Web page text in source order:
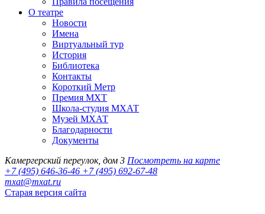
О театре
Новости
Имена
Виртуальный тур
История
Библиотека
Контакты
Короткий Метр
Премия МХТ
Школа-студия МХАТ
Музей МХАТ
Благодарности
Документы
Камергерский переулок, дом 3 Посмотреть на карте
+7 (495) 646-36-46 +7 (495) 692-67-48‬
mxat@mxat.ru
Старая версия сайта